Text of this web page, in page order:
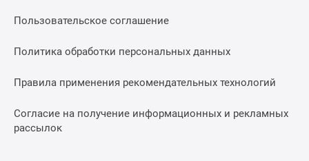
Пользовательское соглашение
Политика обработки персональных данных
Правила применения рекомендательных технологий
Согласие на получение информационных и рекламных
рассылок